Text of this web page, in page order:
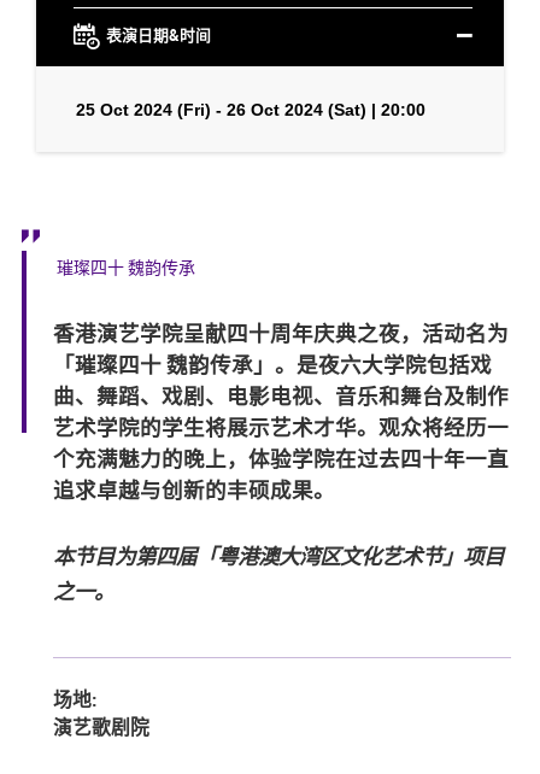
表演日期&时间
25 Oct 2024 (Fri) - 26 Oct 2024 (Sat) | 20:00
璀璨四十 魏韵传承
香港演艺学院呈献四十周年庆典之夜，活动名为
「璀璨四十 魏韵传承」。是夜六大学院包括戏
曲、舞蹈、戏剧、电影电视、音乐和舞台及制作
艺术学院的学生将展示艺术才华。观众将经历一
个充满魅力的晚上，体验学院在过去四十年一直
追求卓越与创新的丰硕成果。
本节目为第四届「粤港澳大湾区文化艺术节」项目
之一。
场地:
演艺歌剧院